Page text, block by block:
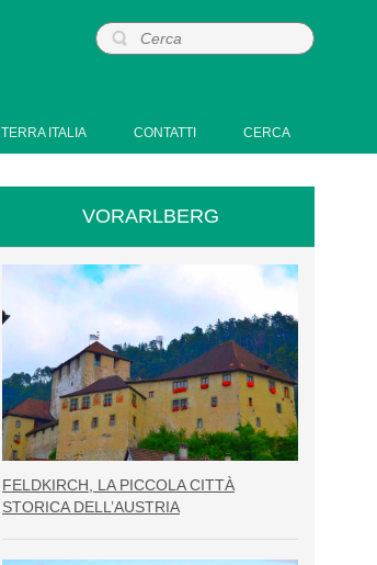
TERRA ITALIA CONTATTI CERCA
VORARLBERG
FELDKIRCH, LA PICCOLA CITTÀ
STORICA DELL’AUSTRIA